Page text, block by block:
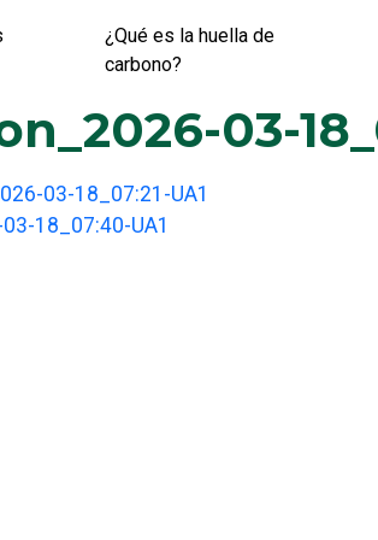
¿Qué es la huella de
carbono?
03-
03-18_07:21-UA1
18_07:40-UA1